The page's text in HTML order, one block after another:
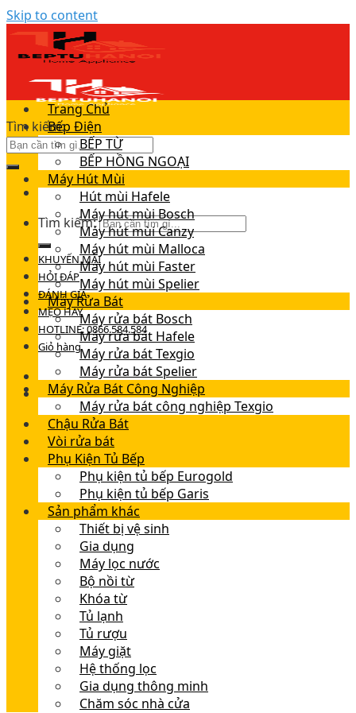
Skip to content
Tìm kiếm:
Tìm kiếm:
KHUYẾN MÃI
HỎI ĐÁP
ĐÁNH GIÁ
MẸO HAY
HOTLINE: 0866.584.584
Giỏ hàng
Trang Chủ
Bếp Điện
BẾP TỪ
BẾP HỒNG NGOẠI
Máy Hút Mùi
Hút mùi Hafele
Máy hút mùi Bosch
Máy hút mùi Canzy
Máy hút mùi Malloca
Máy hút mùi Faster
Máy hút mùi Spelier
Máy Rửa Bát
Máy rửa bát Bosch
Máy rửa bát Hafele
Máy rửa bát Texgio
Máy rửa bát Spelier
Máy Rửa Bát Công Nghiệp
Máy rửa bát công nghiệp Texgio
Chậu Rửa Bát
Vòi rửa bát
Phụ Kiện Tủ Bếp
Phụ kiện tủ bếp Eurogold
Phụ kiện tủ bếp Garis
Sản phẩm khác
Thiết bị vệ sinh
Gia dụng
Máy lọc nước
Bộ nồi từ
Khóa từ
Tủ lạnh
Tủ rượu
Máy giặt
Hệ thống lọc
Gia dụng thông minh
Chăm sóc nhà cửa